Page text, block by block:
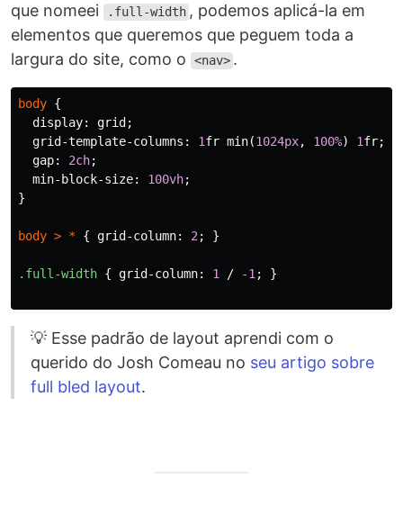
que nomeei
.full-width , podemos aplicá-la em
elementos que queremos que peguem toda a
largura do site, como o
<nav> .
body {
display: grid ;
grid-template-columns : 1fr min(1024px, 100%) 1fr;
gap: 2ch;
min-block-size: 100vh;
}
body > * { grid-column: 2; }
.full-width { grid-column: 1 / -1; }
💡 Esse padrão de layout aprendi com o
querido do Josh Comeau no seu artigo sobre
full bled layout.